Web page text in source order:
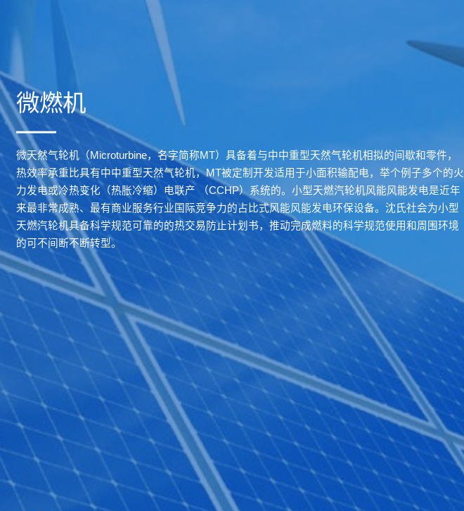
微燃机
微天然气轮机（Microturbine，名字简称MT）具备着与中中重型天然气轮机相拟的间歇和零件，
热效率承重比具有中中重型天然气轮机，MT被定制开发适用于小面积输配电，举个例子多个的火
力发电或冷热变化（热胀冷缩）电联产 （CCHP）系统的。小型天燃汽轮机风能风能发电是近年
来最非常成熟、最有商业服务行业国际竞争力的占比式风能风能发电环保设备。沈氏社会为小型
天燃汽轮机具备科学规范可靠的的热交易防止计划书，推动完成燃料的科学规范使用和周围环境
的可不间断不断转型。